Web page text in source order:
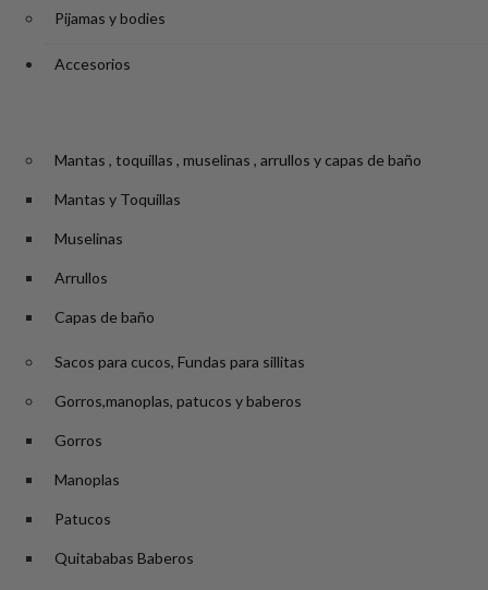
Pijamas y bodies
Accesorios
Mantas , toquillas , muselinas , arrullos y capas de baño
Mantas y Toquillas
Muselinas
Arrullos
Capas de baño
Sacos para cucos, Fundas para sillitas
Gorros,manoplas, patucos y baberos
Gorros
Manoplas
Patucos
Quitababas Baberos